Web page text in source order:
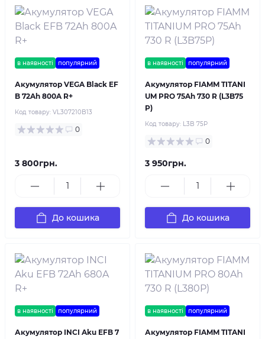
в наявності популярний
Акумулятор VEGA Black EF
B 72Ah 800A R+
Код товару: VL307210B13
0
3 800грн.
До кошика
в наявності популярний
Акумулятор FIAMM TITANI
UM PRO 75Ah 730 R (L3B75
P)
Код товару: L3B 75P
0
3 950грн.
До кошика
в наявності популярний
Акумулятор INCI Aku EFB 7
в наявності популярний
Акумулятор FIAMM TITANI